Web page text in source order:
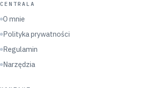
CENTRALA
O mnie
Polityka prywatności
Regulamin
Narzędzia